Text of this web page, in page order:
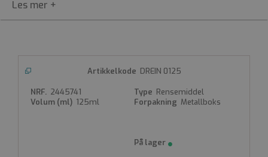
Rengjøring for PVC, ABS og CPVC
Fjerner smuss og løser opp polymeren i rør og
muff.
HMS-/sikkerhetsdatablad
DREIN 0125
2445741
Rensemiddel
125ml
Metallboks